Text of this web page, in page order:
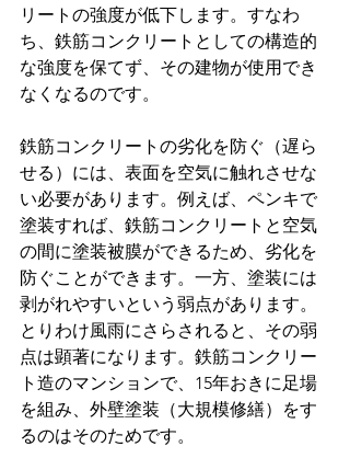
リートの強度が低下します。すなわ
ち、鉄筋コンクリートとしての構造的
な強度を保てず、その建物が使用でき
なくなるのです。
鉄筋コンクリートの劣化を防ぐ（遅ら
せる）には、表面を空気に触れさせな
い必要があります。例えば、ペンキで
塗装すれば、鉄筋コンクリートと空気
の間に塗装被膜ができるため、劣化を
防ぐことができます。一方、塗装には
剥がれやすいという弱点があります。
とりわけ風雨にさらされると、その弱
点は顕著になります。鉄筋コンクリー
ト造のマンションで、15年おきに足場
を組み、外壁塗装（大規模修繕）をす
るのはそのためです。